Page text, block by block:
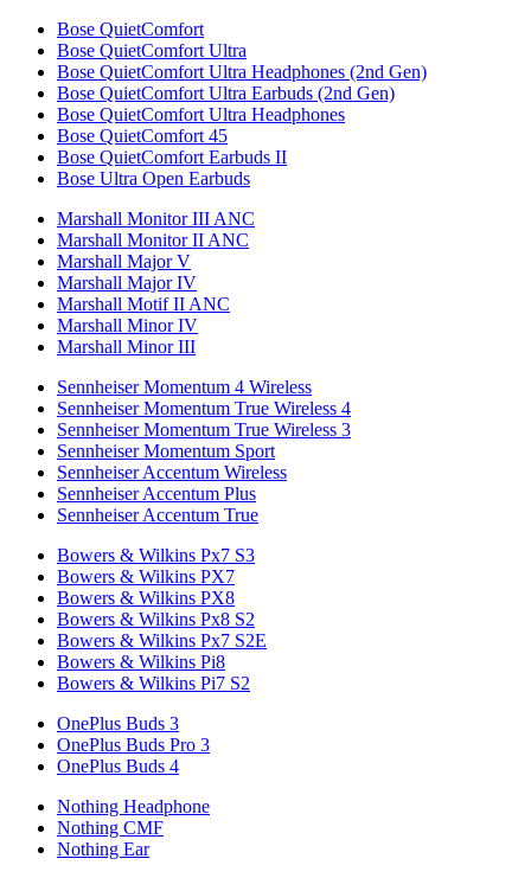
Bose QuietComfort
Bose QuietComfort Ultra
Bose QuietComfort Ultra Headphones (2nd Gen)
Bose QuietComfort Ultra Earbuds (2nd Gen)
Bose QuietComfort Ultra Headphones
Bose QuietComfort 45
Bose QuietComfort Earbuds II
Bose Ultra Open Earbuds
Marshall Monitor III ANC
Marshall Monitor II ANC
Marshall Major V
Marshall Major IV
Marshall Motif II ANC
Marshall Minor IV
Marshall Minor III
Sennheiser Momentum 4 Wireless
Sennheiser Momentum True Wireless 4
Sennheiser Momentum True Wireless 3
Sennheiser Momentum Sport
Sennheiser Accentum Wireless
Sennheiser Accentum Plus
Sennheiser Accentum True
Bowers & Wilkins Px7 S3
Bowers & Wilkins PX7
Bowers & Wilkins PX8
Bowers & Wilkins Px8 S2
Bowers & Wilkins Px7 S2E
Bowers & Wilkins Pi8
Bowers & Wilkins Pi7 S2
OnePlus Buds 3
OnePlus Buds Pro 3
OnePlus Buds 4
Nothing Headphone
Nothing CMF
Nothing Ear